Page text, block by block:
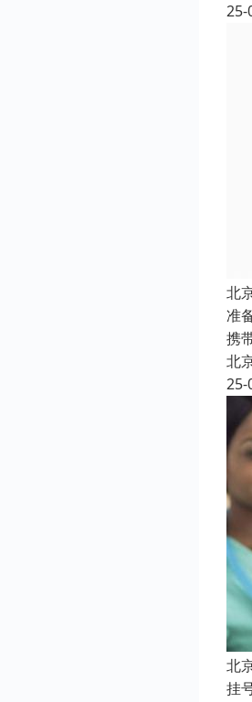
25-
北
准
携
北
25-
北
挂